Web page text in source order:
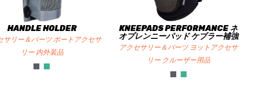
HANDLE HOLDER
サリー＆パーツ ボートアクセサ
リー 内外装品
KNEEPADS PERFORMANCE ネ
オプレンニーパッド ケブラー補強
アクセサリー＆パーツ ヨットアクセサ
リー クルーザー用品